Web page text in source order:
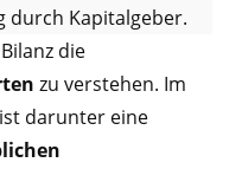
durch Kapitalgeber.
die
zu verstehen. Im
darunter eine